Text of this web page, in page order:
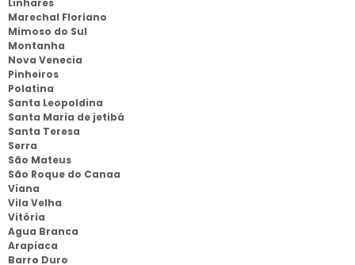
Linhares
Marechal Floriano
Mimoso do Sul
Montanha
Nova Venecia
Pinheiros
Polatina
Santa Leopoldina
Santa Maria de jetibá
Santa Teresa
Serra
São Mateus
São Roque do Canaa
Viana
Vila Velha
Vitória
Agua Branca
Arapiaca
Barro Duro